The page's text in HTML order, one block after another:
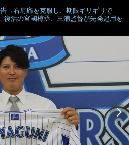
→右肩痛を克服し、期限ギリギリで
復活の宮國椋丞、三浦監督が先発起用を